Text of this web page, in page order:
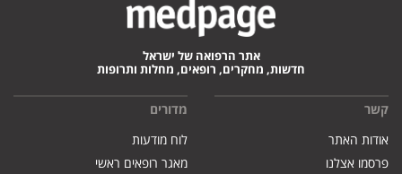
אתר הרפואה של ישראל
חדשות, מחקרים, רופאים, מחלות ותרופות
קשר
אודות האתר
פרסמו אצלנו
מדורים
לוח מודעות
מאגר רופאים ראשי